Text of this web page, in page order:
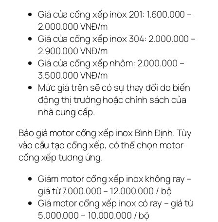
Giá cửa cổng xếp inox 201: 1.600.000 –
2.000.000 VNĐ/m
Giá cửa cổng xếp inox 304: 2.000.000 –
2.900.000 VNĐ/m
Giá cửa cổng xếp nhôm: 2.000.000 –
3.500.000 VNĐ/m
Mức giá trên sẽ có sự thay đổi do biến
động thị trường hoặc chính sách của
nhà cung cấp.
Báo giá motor cổng xếp inox Bình Định. Tùy
vào cầu tạo cổng xếp, có thể chọn motor
cổng xếp tương ứng.
Giám motor cổng xếp inox không ray –
giá từ 7.000.000 – 12.000.000 / bộ
Giá motor cổng xếp inox có ray – giá từ
5.000.000 – 10.000.000 / bộ